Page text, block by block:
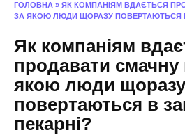
ГОЛОВНА » ЯК КОМПАНІЯМ ВДАЄТЬСЯ
ЗА ЯКОЮ ЛЮДИ ЩОРАЗУ ПОВЕРТАЮТЬСЯ
Як компаніям
продавати смачну
якою люди щоразу
повертаються в
пекарні?